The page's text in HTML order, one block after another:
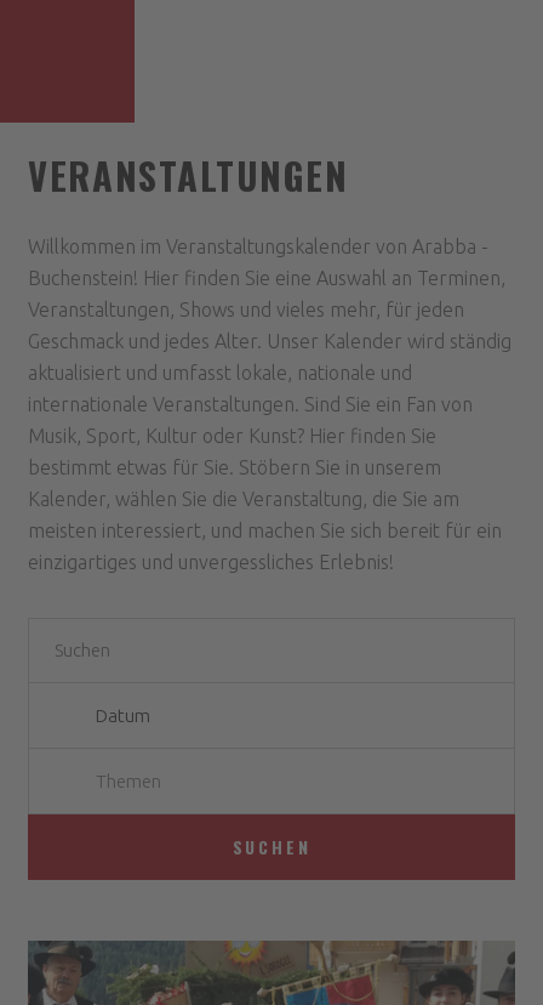
VERANSTALTUNGEN
Willkommen im Veranstaltungskalender von Arabba -
Buchenstein! Hier finden Sie eine Auswahl an Terminen,
Veranstaltungen, Shows und vieles mehr, für jeden
Geschmack und jedes Alter. Unser Kalender wird ständig
aktualisiert und umfasst lokale, nationale und
internationale Veranstaltungen. Sind Sie ein Fan von
Musik, Sport, Kultur oder Kunst? Hier finden Sie
bestimmt etwas für Sie. Stöbern Sie in unserem
Kalender, wählen Sie die Veranstaltung, die Sie am
meisten interessiert, und machen Sie sich bereit für ein
einzigartiges und unvergessliches Erlebnis!
Themen
SUCHEN